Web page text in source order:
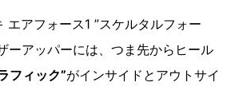
エアフォース1 ”スケルタルフォー
ーアッパーには、つま先からヒール
フィック”がインサイドとアウトサイ